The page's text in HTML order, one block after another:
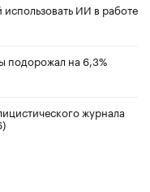
ИИ в работе
подорожал на 6,3%
журнала